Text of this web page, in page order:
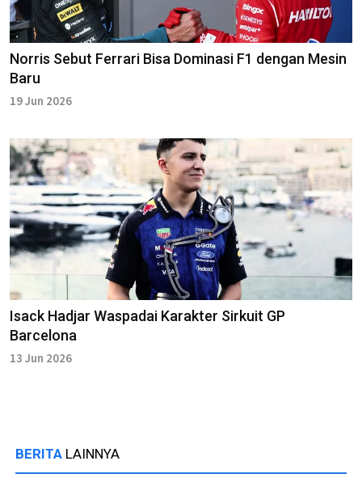
Norris Sebut Ferrari Bisa Dominasi F1 dengan Mesin
Baru
19 Jun 2026
Isack Hadjar Waspadai Karakter Sirkuit GP
Barcelona
13 Jun 2026
BERITA LAINNYA